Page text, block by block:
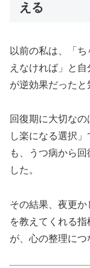
える
以前の私は、「
えなければ」と
が逆効果だったと
回復期に大切な
し楽になる選択
も、うつ病から
した。
その結果、夜更
を教えてくれる
が、心の整理につ